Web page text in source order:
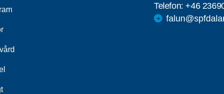
Telefon:+46